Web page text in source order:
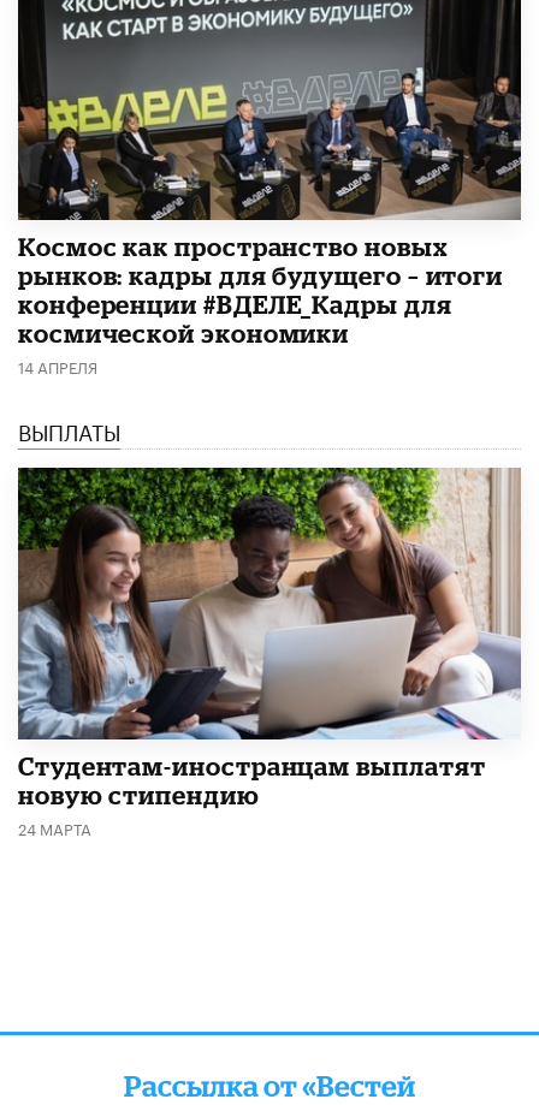
Космос как пространство новых
рынков: кадры для будущего – итоги
конференции #ВДЕЛЕ_Кадры для
космической экономики
14 АПРЕЛЯ
ВЫПЛАТЫ
Студентам-иностранцам выплатят
новую стипендию
24 МАРТА
Рассылка от «Вестей